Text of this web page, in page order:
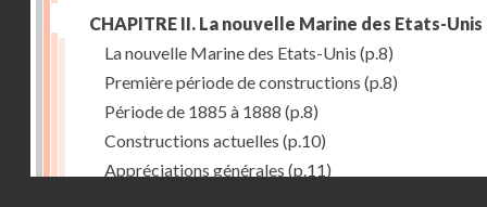
CHAPITRE II. La nouvelle Marine des Etats-Unis
La nouvelle Marine des Etats-Unis (p.8)
Première période de constructions (p.8)
Période de 1885 à 1888 (p.8)
Constructions actuelles (p.10)
Appréciations générales (p.11)